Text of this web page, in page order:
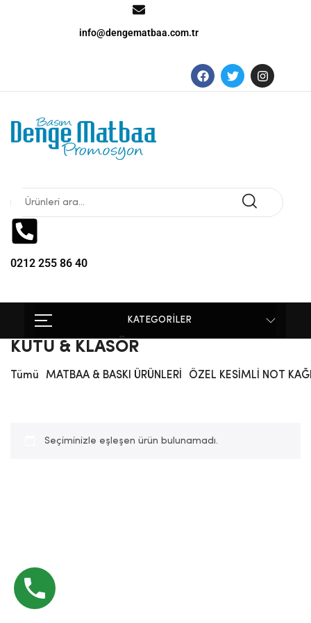
info@dengematbaa.com.tr
0212 255 86 40
KATEGORİLER
KUTU & KLASÖR
Tümü MATBAA & BASKI ÜRÜNLERİ ÖZEL KESİMLİ NOT
Seçiminizle eşleşen ürün bulunamadı.